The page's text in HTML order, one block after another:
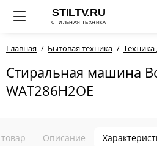
Главная Бытовая техника
Стиральная машина
WAT286H2OE
Описание